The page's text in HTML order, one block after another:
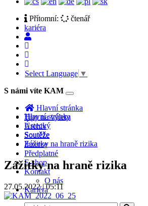
Přítomní:
čtenář
kariéra
Select Language ▼
S námi víte KAM
Toggle
navigation
Hlavní stránka
Tipy na výlety
Archiv
Soutěže
Inzerce
Předplatné
E-shop
Kontakt
O nás
Kariéra
Hlavní stránka
Ústecký
Soutěže
Zážitky na hraně rizika
Zážitky na hraně rizika
27.05.2022 | 05:11